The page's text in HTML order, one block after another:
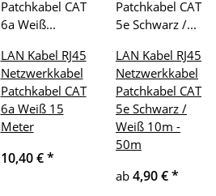
LAN Kabel RJ45
Netzwerkkabel
Patchkabel CAT
6a Weiß 15
Meter
10,40 €*
LAN Kabel RJ45
Netzwerkkabel
Patchkabel CAT
5e Schwarz /
Weiß 10m -
50m
ab 4,90 €*